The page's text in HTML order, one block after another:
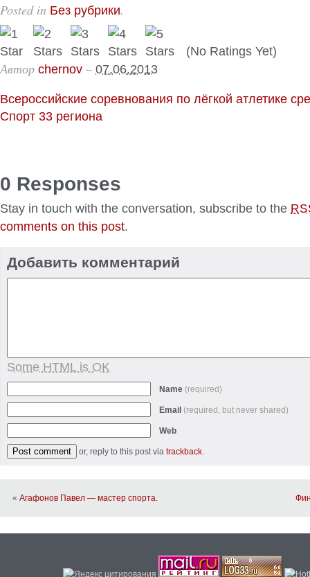
Posted in Без рубрики.
(No Ratings Yet)
Автор chernov – 07.06.2013
Всероссийские соревнования по лёгкой атлетике
Спорт 33 региона
0 Responses
Stay in touch with the conversation, subscribe to the
comments on this post.
Добавить комментарий
Some HTML is OK
Name (required)
Email (required, but never shared)
Web
or, reply to this post via trackback.
« Агафонов Павел — мастер спорта.